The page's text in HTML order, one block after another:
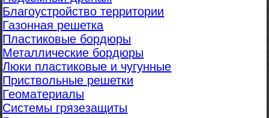
Благоустройство территории
Газонная решетка
Пластиковые бордюры
Металлические бордюры
Люки пластиковые и чугунные
Приствольные решетки
Геоматериалы
Системы грязезащиты